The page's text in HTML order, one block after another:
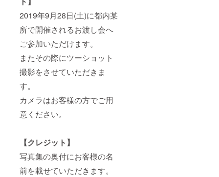
2019年9月28日(土)に都内某
所で開催されるお渡し会へ
ご参加いただけます。
またその際にツーショット
撮影をさせていただきま
す。
カメラはお客様の方でご用
意ください。
【クレジット】
写真集の奥付にお客様の名
前を載せていただきます。